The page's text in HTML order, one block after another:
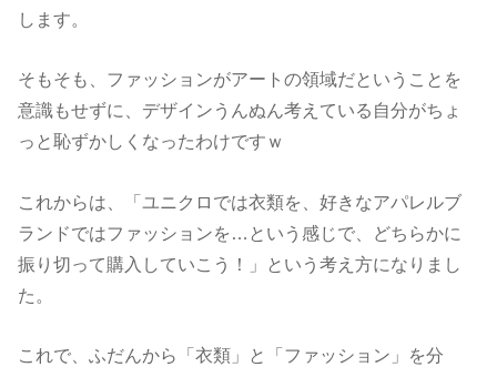
します。
そもそも、ファッションがアートの領域だということを
意識もせずに、デザインうんぬん考えている自分がちょ
っと恥ずかしくなったわけですｗ
これからは、「ユニクロでは衣類を、好きなアパレルブ
ランドではファッションを…という感じで、どちらかに
振り切って購入していこう！」という考え方になりまし
た。
これで、ふだんから「衣類」と「ファッション」を分